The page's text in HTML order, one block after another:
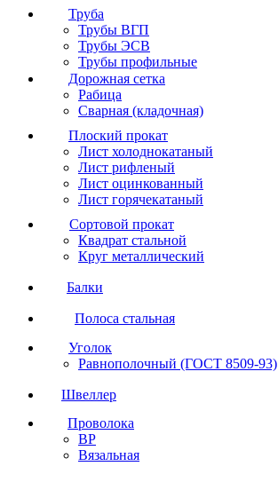
Труба
Трубы ВГП
Трубы ЭСВ
Трубы профильные
Дорожная сетка
Рабица
Сварная (кладочная)
Плоский прокат
Лист холоднокатаный
Лист рифленый
Лист оцинкованный
Лист горячекатаный
Сортовой прокат
Квадрат стальной
Круг металлический
Балки
Полоса стальная
Уголок
Равнополочный (ГОСТ 8509-93)
Швеллер
Проволока
ВР
Вязальная